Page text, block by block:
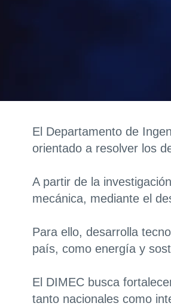
El Departamento de
orientado a resolver los
A partir de la
mecánica, mediante el
Para ello, desarrolla
país, como energía y
El DIMEC busca
tanto nacionales como